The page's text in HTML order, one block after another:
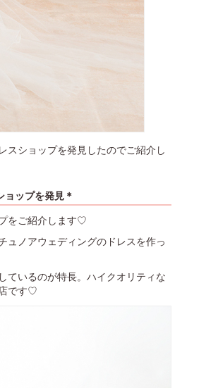
スショップを発見したのでご紹介し
ップを発見＊
をご紹介します♡
ュノアウェディングのドレスを作っ
ているのが特長。ハイクオリティな
です♡